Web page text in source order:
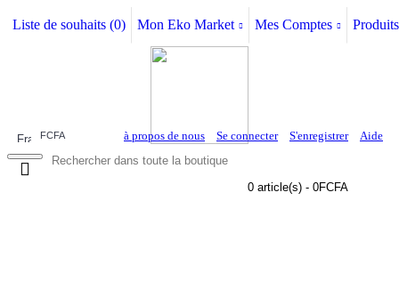
Liste de souhaits (0) Mon Eko Market Mes Comptes
0 article(s) - 0FCFA
FCFA à propos de nous Se connecter S'enregistrer Aide